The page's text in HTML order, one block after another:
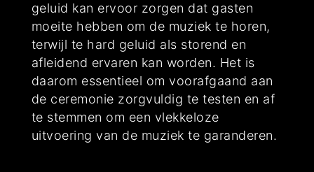
geluid kan ervoor zorgen dat gasten
moeite hebben om de muziek te horen,
terwijl te hard geluid als storend en
afleidend ervaren kan worden. Het is
daarom essentieel om voorafgaand aan
de ceremonie zorgvuldig te testen en af
te stemmen om een vlekkeloze
uitvoering van de muziek te garanderen.